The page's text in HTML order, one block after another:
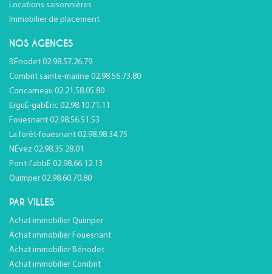
Locations saisonnières
Immobilier de placement
NOS AGENCES
BÉnodet 02.98.57.26.79
Combrit sainte-marine 02.98.56.73.80
Concarneau 02.21.58.05.80
ErguÉ-gabÉric 02.98.10.71.11
Fouesnant 02.98.56.51.53
La forêt-fouesnant 02.98.98.34.75
NÉvez 02.98.35.28.01
Pont-l'abbÉ 02.98.66.12.13
Quimper 02.98.60.70.80
PAR VILLES
Achat immobilier Quimper
Achat immobilier Fouesnant
Achat immobilier Bénodet
Achat immobilier Combrit